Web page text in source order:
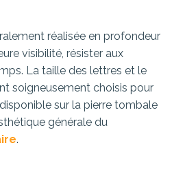
réalisée en profondeur
visibilité, résister aux
La taille des lettres et le
soigneusement choisis pour
disponible sur la pierre tombale
générale du
.